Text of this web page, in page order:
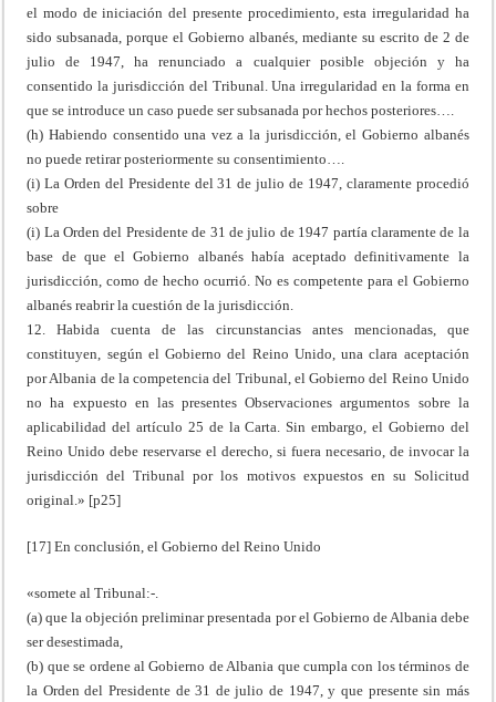
el modo de iniciación del presente procedimiento, esta irregularidad ha
sido subsanada, porque el Gobierno albanés, mediante su escrito de 2 de
julio de 1947, ha renunciado a cualquier posible objeción y ha
consentido la jurisdicción del Tribunal. Una irregularidad en la forma en
que se introduce un caso puede ser subsanada por hechos posteriores….
(h) Habiendo consentido una vez a la jurisdicción, el Gobierno albanés
no puede retirar posteriormente su consentimiento….
(i) La Orden del Presidente del 31 de julio de 1947, claramente procedió
sobre
(i) La Orden del Presidente de 31 de julio de 1947 partía claramente de la
base de que el Gobierno albanés había aceptado definitivamente la
jurisdicción, como de hecho ocurrió. No es competente para el Gobierno
albanés reabrir la cuestión de la jurisdicción.
12. Habida cuenta de las circunstancias antes mencionadas, que
constituyen, según el Gobierno del Reino Unido, una clara aceptación
por Albania de la competencia del Tribunal, el Gobierno del Reino Unido
no ha expuesto en las presentes Observaciones argumentos sobre la
aplicabilidad del artículo 25 de la Carta. Sin embargo, el Gobierno del
Reino Unido debe reservarse el derecho, si fuera necesario, de invocar la
jurisdicción del Tribunal por los motivos expuestos en su Solicitud
original.» [p25]
[17] En conclusión, el Gobierno del Reino Unido
«somete al Tribunal:-.
(a) que la objeción preliminar presentada por el Gobierno de Albania debe
ser desestimada,
(b) que se ordene al Gobierno de Albania que cumpla con los términos de
la Orden del Presidente de 31 de julio de 1947, y que presente sin más